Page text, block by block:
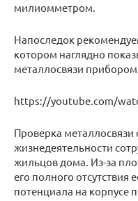
милиомметром.
Напоследок
котором наглядно
металлосвязи
https://youtube.com/
Проверка металлосвязи
жизнедеятельности
жильцов дома. Из-за
его полного отсутствия
потенциала на корпусе